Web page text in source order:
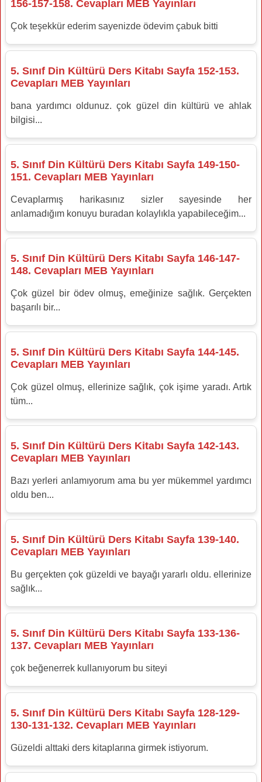
156-157-158. Cevapları MEB Yayınları
Çok teşekkür ederim sayenizde ödevim çabuk bitti
5. Sınıf Din Kültürü Ders Kitabı Sayfa 152-153.
Cevapları MEB Yayınları
bana yardımcı oldunuz. çok güzel din kültürü ve ahlak
bilgisi...
5. Sınıf Din Kültürü Ders Kitabı Sayfa 149-150-
151. Cevapları MEB Yayınları
Cevaplarmış harikasınız sizler sayesinde her
anlamadığım konuyu buradan kolaylıkla yapabileceğim...
5. Sınıf Din Kültürü Ders Kitabı Sayfa 146-147-
148. Cevapları MEB Yayınları
Çok güzel bir ödev olmuş, emeğinize sağlık. Gerçekten
başarılı bir...
5. Sınıf Din Kültürü Ders Kitabı Sayfa 144-145.
Cevapları MEB Yayınları
Çok güzel olmuş, ellerinize sağlık, çok işime yaradı. Artık
tüm...
5. Sınıf Din Kültürü Ders Kitabı Sayfa 142-143.
Cevapları MEB Yayınları
Bazı yerleri anlamıyorum ama bu yer mükemmel yardımcı
oldu ben...
5. Sınıf Din Kültürü Ders Kitabı Sayfa 139-140.
Cevapları MEB Yayınları
Bu gerçekten çok güzeldi ve bayağı yararlı oldu. ellerinize
sağlık...
5. Sınıf Din Kültürü Ders Kitabı Sayfa 133-136-
137. Cevapları MEB Yayınları
çok beğenerrek kullanıyorum bu siteyi
5. Sınıf Din Kültürü Ders Kitabı Sayfa 128-129-
130-131-132. Cevapları MEB Yayınları
Güzeldi alttaki ders kitaplarına girmek istiyorum.